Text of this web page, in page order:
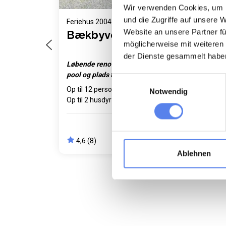
Wir verwenden Cookies,
und die Zugriffe auf unsere
Website an unsere Partner
möglicherweise mit
der Dienste gesammelt
Einwilligungsauswahl
Notwendig
Ablehnen
Feriehus 2004 • Vester Husby
Bækbyvej 95
Løbende renoveret feriehus med
pool og plads til 2 familier
Op til 12 personer
Op til 2 husdyr
4,6 (8)
fra12.678,50
DKK
Op